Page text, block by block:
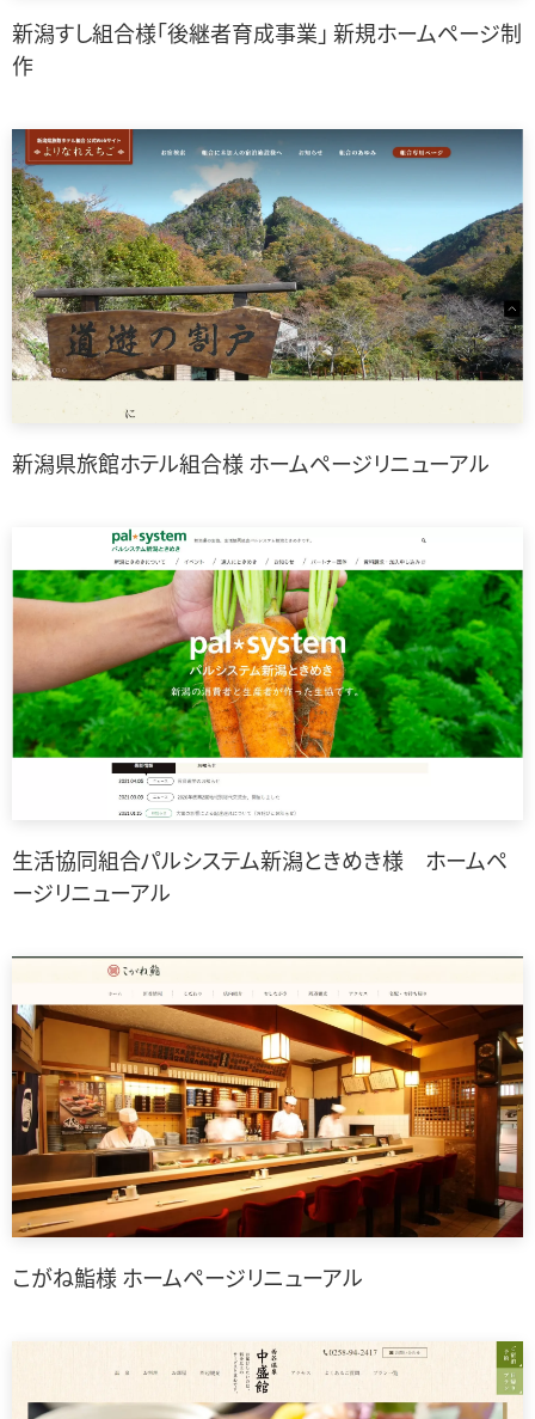
新潟すし組合様「後継者育成事業」 新規ホームページ制
作
新潟県旅館ホテル組合様 ホームページリニューアル
生活協同組合パルシステム新潟ときめき様 ホームペ
ージリニューアル
こがね鮨様 ホームページリニューアル